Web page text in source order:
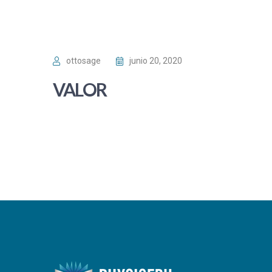
ottosage junio 20, 2020
VALOR